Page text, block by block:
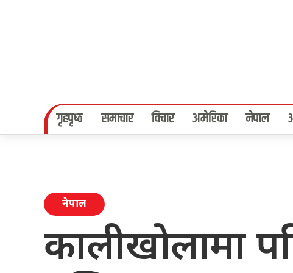
गृहपृष्‍ठ समाचार विचार अमेरिका नेपाल
नेपाल
कालीखोलामा